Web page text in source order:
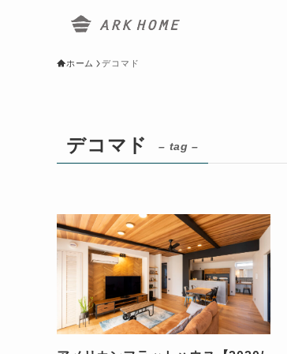
ホーム デコマド
デコマド – tag –